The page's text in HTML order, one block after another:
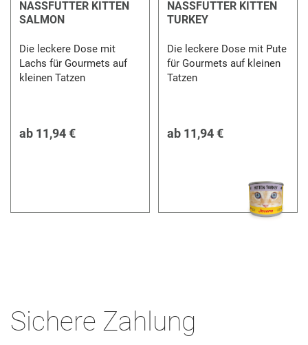
NASSFUTTER KITTEN
SALMON
Die leckere Dose mit
Lachs für Gourmets auf
kleinen Tatzen
ab 11,94 €
NASSFUTTER KITTEN
TURKEY
Die leckere Dose mit Pute
für Gourmets auf kleinen
Tatzen
ab 11,94 €
Sichere Zahlung